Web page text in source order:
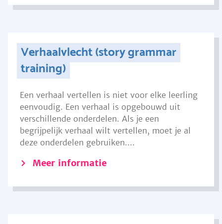
Verhaalvlecht (story grammar
training)
Een verhaal vertellen is niet voor elke leerling
eenvoudig. Een verhaal is opgebouwd uit
verschillende onderdelen. Als je een
begrijpelijk verhaal wilt vertellen, moet je al
deze onderdelen gebruiken....
Meer informatie